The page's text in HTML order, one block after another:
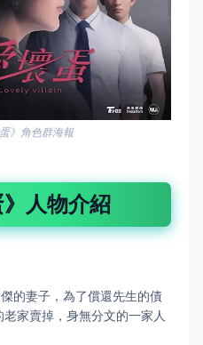
》角色群海報
》人物介紹
的妻子，為了償還先生的債
家賣掉，身無分文的一家人